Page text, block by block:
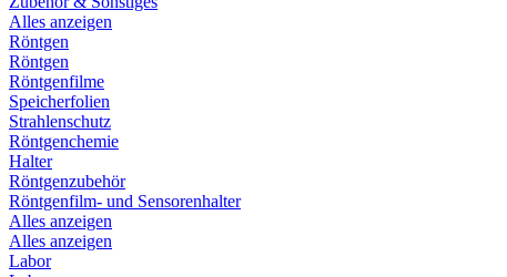
Alles anzeigen
Röntgen
Röntgen
Röntgenfilme
Speicherfolien
Strahlenschutz
Röntgenchemie
Halter
Röntgenzubehör
Röntgenfilm- und Sensorenhalter
Alles anzeigen
Alles anzeigen
Labor